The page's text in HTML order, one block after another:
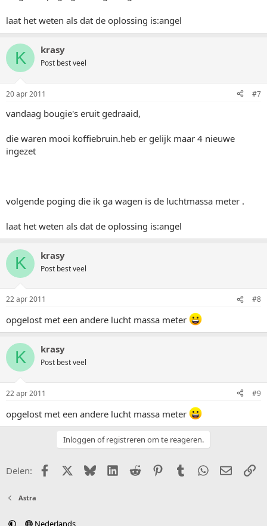
laat het weten als dat de oplossing is:angel
K krasy
Post best veel
20 apr 2011 #7
vandaag bougie's eruit gedraaid,
die waren mooi koffiebruin.heb er gelijk maar 4 nieuwe
ingezet
volgende poging die ik ga wagen is de luchtmassa meter .
laat het weten als dat de oplossing is:angel
K krasy
Post best veel
22 apr 2011 #8
opgelost met een andere lucht massa meter
K krasy
Post best veel
22 apr 2011 #9
opgelost met een andere lucht massa meter
Inloggen of registreren om te reageren.
Delen: FacebookX (Twitter)
BlueskyLinkedIn
Reddit PinterestTumblr WhatsApp
E-mail
Astra
Nederlands